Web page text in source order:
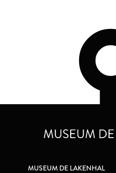
MUSEUM DE LAKENHAL